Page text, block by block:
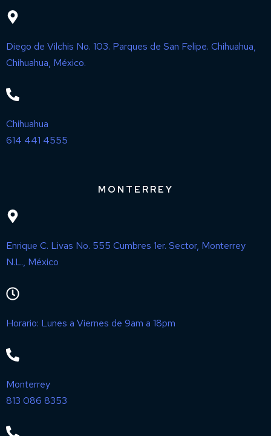
Diego de Vilchis No. 103. Parques de San Felipe. Chihuahua,
Chihuahua, México.
Chihuahua
614 441 4555
MONTERREY
Enrique C. Livas No. 555 Cumbres 1er. Sector, Monterrey
N.L., México
Horario: Lunes a Viernes de 9am a 18pm
Monterrey
813 086 8353